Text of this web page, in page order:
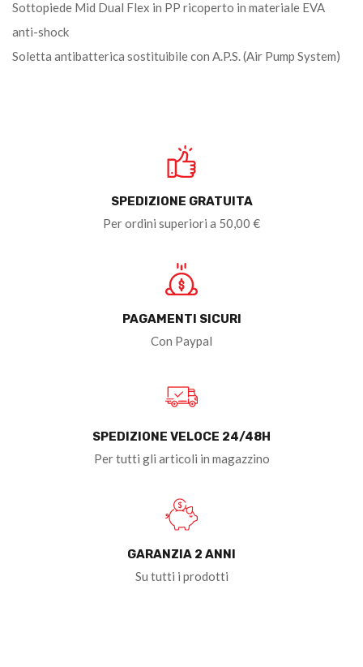
Sottopiede Mid Dual Flex in PP ricoperto in materiale EVA
anti-shock
Soletta antibatterica sostituibile con A.P.S. (Air Pump System)
SPEDIZIONE GRATUITA
Per ordini superiori a 50,00 €
PAGAMENTI SICURI
Con Paypal
SPEDIZIONE VELOCE 24/48H
Per tutti gli articoli in magazzino
GARANZIA 2 ANNI
Su tutti i prodotti